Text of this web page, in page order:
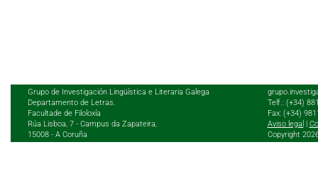
Grupo de Investigación Lingüística e Literaria Galega
Departamento de Letras.
Facultade de Filoloxía
Rúa Lisboa, 7 - Campus da Zapateira,
15008 - A Coruña
Telf.: (+34)
Fax: (+34)
Aviso legal
Copyright